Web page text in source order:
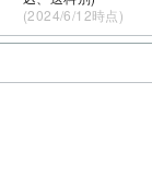
(2024/6/12時点)